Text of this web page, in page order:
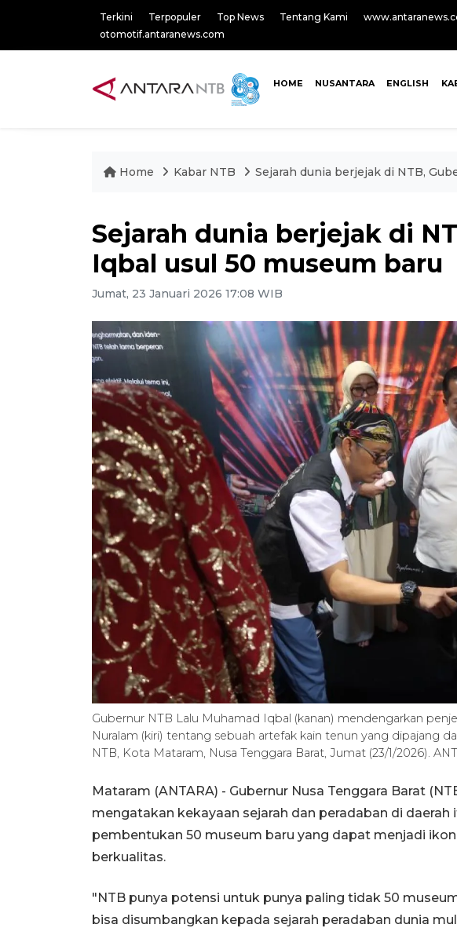
Terkini Terpopuler Top News Tentang Kami
otomotif.antaranews.com
HOME NUSANTARA ENGLISH
Home Kabar NTB Sejarah dunia berjejak di NTB,
Sejarah dunia berjejak di
Iqbal usul 50 museum baru
Jumat, 23 Januari 2026 17:08 WIB
Gubernur NTB Lalu Muhamad Iqbal (kanan) mendengarkan
Nuralam (kiri) tentang sebuah artefak kain tenun yang dipajang
NTB, Kota Mataram, Nusa Tenggara Barat, Jumat (23/1/2026).
Mataram (ANTARA) - Gubernur Nusa Tenggara Barat
mengatakan kekayaan sejarah dan peradaban di
pembentukan 50 museum baru yang dapat menjadi
berkualitas.
"NTB punya potensi untuk punya paling tidak 50
bisa disumbangkan kepada sejarah peradaban dunia